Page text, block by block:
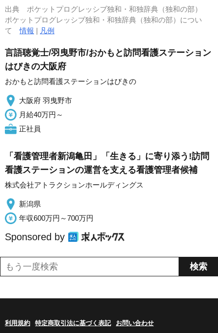
出典 ポケットプログレッシブ独和・和独辞典（独和の部）
ポケットプログレッシブ独和・和独辞典（独和の部）につい
て情報 | 凡例
言語聴覚士/羽曳野市/おかもと訪問看護ステーション
はびきの大阪府
おかもと訪問看護ステーションはびきの
大阪府 羽曳野市
月給40万円～
正社員
「看護管理者新潟亀田」「生きる」に寄り添う!訪問
看護ステーションの運営を支える看護管理者候補
株式会社アトラクションホールディングス
新潟県
年収600万円～700万円
Sponsored by
利用規約 特定商取引法に基づく表記 お問い合わせ